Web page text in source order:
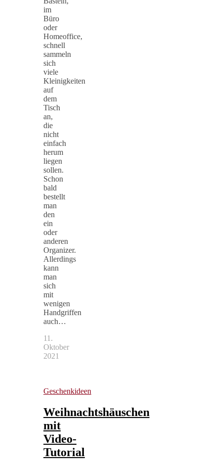
im
Büro
oder
Homeoffice,
schnell
sammeln
sich
viele
Kleinigkeiten
auf
dem
Tisch
an,
die
nicht
einfach
herum
liegen
sollen.
Schon
bald
bestellt
man
den
ein
oder
anderen
Organizer.
Allerdings
kann
man
sich
mit
wenigen
Handgriffen
auch…
11.
Oktober
2021
Geschenkideen
Weihnachtshäuschen
mit
Video-
Tutorial